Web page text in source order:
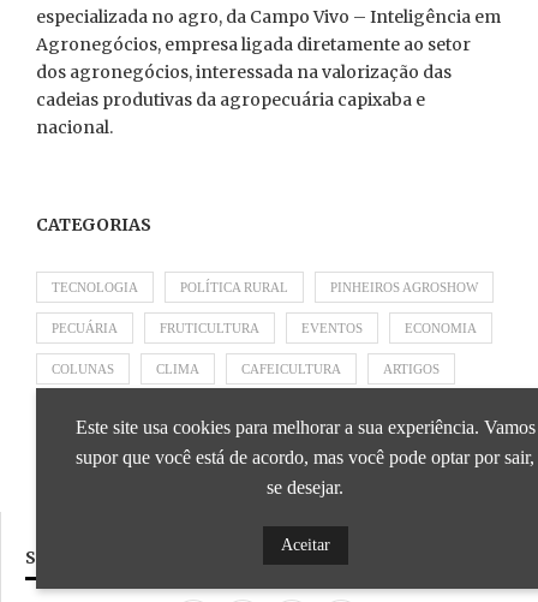
especializada no agro, da Campo Vivo – Inteligência em
Agronegócios, empresa ligada diretamente ao setor
dos agronegócios, interessada na valorização das
cadeias produtivas da agropecuária capixaba e
nacional.
CATEGORIAS
TECNOLOGIA POLÍTICA RURAL PINHEIROS AGROSHOW
PECUÁRIA FRUTICULTURA EVENTOS ECONOMIA
COLUNAS CLIMA CAFEICULTURA ARTIGOS
APRESENTADO POR BRAPEX
SIGA NOSSAS REDES SOCIAIS
Este site usa cookies para melhorar a sua experiência. Vamos
supor que você está de acordo, mas você pode optar por sair,
se desejar.
Aceitar